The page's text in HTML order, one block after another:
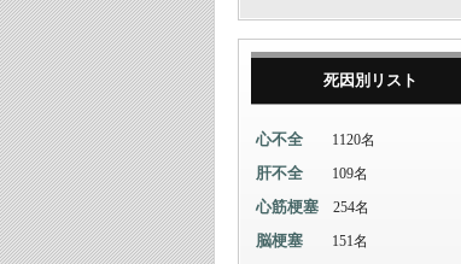
死因別リスト
心不全 1120名
肝不全 109名
心筋梗塞 254名
脳梗塞 151名